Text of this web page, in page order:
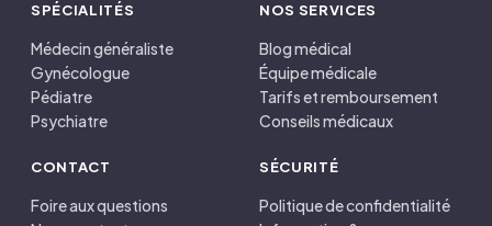
SPÉCIALITÉS
Médecin généraliste
Gynécologue
Pédiatre
Psychiatre
NOS SERVICES
Blog médical
Équipe médicale
Tarifs et remboursement
Conseils médicaux
CONTACT
Foire aux questions
SÉCURITÉ
Politique de confidentialité